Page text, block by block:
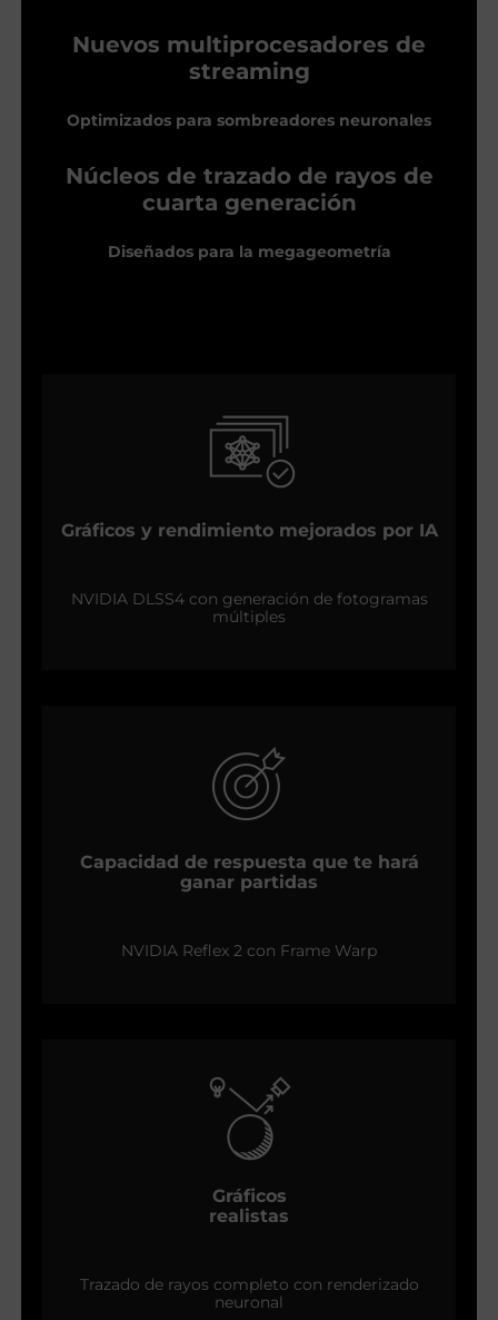
Nuevos multiprocesadores de
streaming
Optimizados para sombreadores neuronales
Núcleos de trazado de rayos de
cuarta generación
Diseñados para la megageometría
Gráficos y rendimiento mejorados por IA
NVIDIA DLSS4 con generación de fotogramas
múltiples
Capacidad de respuesta que te hará
ganar partidas
NVIDIA Reflex 2 con Frame Warp
Gráficos
realistas
Trazado de rayos completo con renderizado
neuronal